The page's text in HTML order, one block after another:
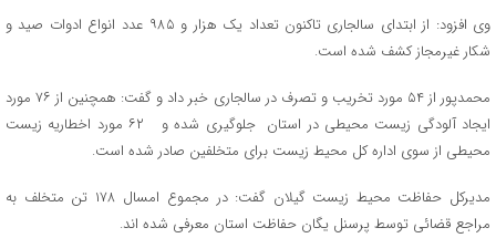
وی افزود: از ابتدای سالجاری تاکنون تعداد یک هزار و ۹۸۵ عدد انواع ادوات صید و
شکار غیرمجاز کشف شده است.
محمدپور از ۵۴ مورد تخریب و تصرف در سالجاری خبر داد و گفت: همچنین از ۷۶ مورد
ایجاد آلودگی زیست محیطی در استان جلوگیری شده و ۶۲ مورد اخطاریه زیست
محیطی از سوی اداره کل محیط زیست برای متخلفین صادر شده است.
مدیرکل حفاظت محیط زیست گیلان گفت: در مجموع امسال ۱۷۸ تن متخلف به
مراجع قضائی توسط پرسنل یگان حفاظت استان معرفی شده اند.